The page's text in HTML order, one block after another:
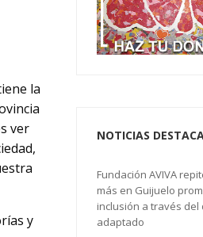
la
ver
y
NOTICIAS
Fundación AVIVA
más en Guijuelo
inclusión a través del
adaptado